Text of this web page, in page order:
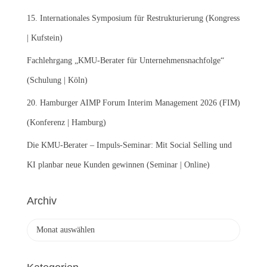
:15. Internationales Symposium für Restrukturierung (Kongress
| Kufstein)
Fachlehrgang „KMU-Berater für Unternehmensnachfolge“
(Schulung | Köln)
20. Hamburger AIMP Forum Interim Management 2026 (FIM)
(Konferenz | Hamburg)
Die KMU-Berater – Impuls-Seminar: Mit Social Selling und
KI planbar neue Kunden gewinnen (Seminar | Online)
Archiv
h